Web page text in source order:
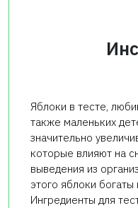
Яблоки в тесте,
также маленьких
значительно
которые влияют на
выведения из
этого яблоки
Ингредиенты для